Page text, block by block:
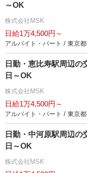
～OK
株式会社MSK
日給1万4,500円～
アルバイト・パート / 東京都
日勤・恵比寿駅周辺の
日～OK
株式会社MSK
日給1万4,500円～
アルバイト・パート / 東京都
日勤・中河原駅周辺の
日～OK
株式会社MSK